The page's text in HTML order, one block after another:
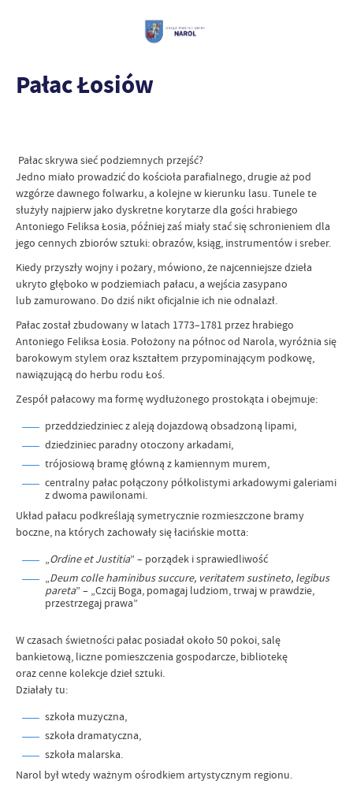
Pałac Łosiów
Pałac skrywa sieć podziemnych przejść?
Jedno miało prowadzić do kościoła parafialnego, drugie aż pod
wzgórze dawnego folwarku, a kolejne w kierunku lasu. Tunele te
służyły najpierw jako dyskretne korytarze dla gości hrabiego
Antoniego Feliksa Łosia, później zaś miały stać się schronieniem dla
jego cennych zbiorów sztuki: obrazów, ksiąg, instrumentów i sreber.
Kiedy przyszły wojny i pożary, mówiono, że najcenniejsze dzieła
ukryto głęboko w podziemiach pałacu, a wejścia zasypano
lub zamurowano. Do dziś nikt oficjalnie ich nie odnalazł.
Pałac został zbudowany w latach 1773–1781 przez hrabiego
Antoniego Feliksa Łosia. Położony na północ od Narola, wyróżnia się
barokowym stylem oraz kształtem przypominającym podkowę,
nawiązującą do herbu rodu Łoś.
Zespół pałacowy ma formę wydłużonego prostokąta i obejmuje:
przeddziedziniec z aleją dojazdową obsadzoną lipami,
dziedziniec paradny otoczony arkadami,
trójosiową bramę główną z kamiennym murem,
centralny pałac połączony półkolistymi arkadowymi galeriami
z dwoma pawilonami.
Układ pałacu podkreślają symetrycznie rozmieszczone bramy
boczne, na których zachowały się łacińskie motta:
„Ordine et Justitia” – porządek i sprawiedliwość
„Deum colle haminibus succure, veritatem sustineto, legibus
pareta” – „Czcij Boga, pomagaj ludziom, trwaj w prawdzie,
przestrzegaj prawa”
W czasach świetności pałac posiadał około 50 pokoi, salę
bankietową, liczne pomieszczenia gospodarcze, bibliotekę
oraz cenne kolekcje dzieł sztuki.
Działały tu:
szkoła muzyczna,
szkoła dramatyczna,
szkoła malarska.
Narol był wtedy ważnym ośrodkiem artystycznym regionu.